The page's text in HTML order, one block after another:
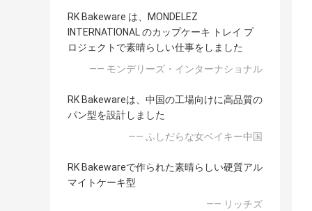
RK Bakeware は、MONDELEZ
INTERNATIONAL のカップケーキ トレイ プ
ロジェクトで素晴らしい仕事をしました
—— モンデリーズ・インターナショナル
RK Bakewareは、中国の工場向けに高品質の
パン型を設計しました
—— ふしだらな女ベイキー中国
RK Bakewareで作られた素晴らしい硬質アル
マイトケーキ型
—— リッチズ